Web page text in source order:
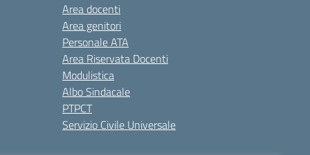
Area docenti
Area genitori
Personale ATA
Area Riservata Docenti
Modulistica
Albo Sindacale
PTPCT
Servizio Civile Universale